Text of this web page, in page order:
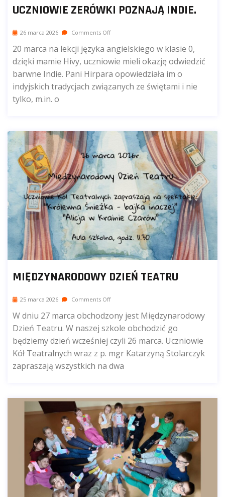
UCZNIOWIE ZERÓWKI POZNAJĄ INDIE.
26 marca 2026 Comments Off
20 marca na lekcji języka angielskiego w klasie 0,
dzięki mamie Hivy, uczniowie mieli okazję odwiedzić
barwne Indie. Pani Hirpara opowiedziała im o
indyjskich tradycjach związanych ze świętami i nie
tylko, m.in. o
MIĘDZYNARODOWY DZIEŃ TEATRU
25 marca 2026 Comments Off
W dniu 27 marca obchodzony jest Międzynarodowy
Dzień Teatru. W naszej szkole obchodzić go
będziemy dzień wcześniej czyli 26 marca. Uczniowie
Kół Teatralnych wraz z p. mgr Katarzyną Stolarczyk
zapraszają wszystkich na dwa